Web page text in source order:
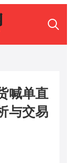
喊单直
与交易